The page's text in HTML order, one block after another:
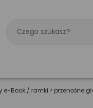
e-Book / ramki > przenośne